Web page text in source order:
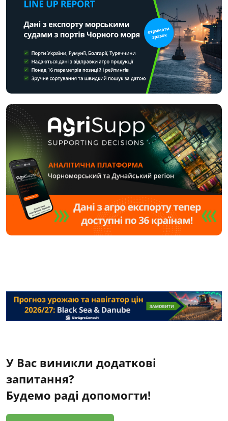
У Вас виникли додаткові
запитання?
Будемо раді допомогти!